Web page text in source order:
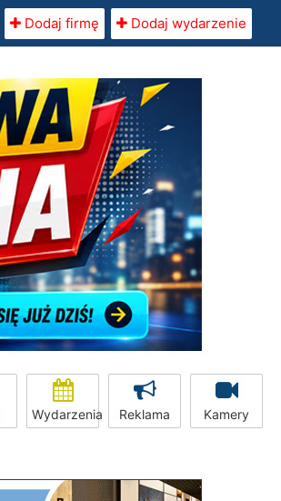
Dodaj firmę Dodaj wydarzenie
Wydarzenia Reklama Kamery